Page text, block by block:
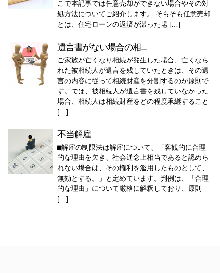
こで本記事では任意売却ができない場合やその対
処方法についてご紹介します。 そもそも任意売却
とは、住宅ローンの返済が滞った場 […]
遺言書がない場合の相...
ご家族が亡くなり相続が発生した場合、亡くなら
れた被相続人が遺言を残していたときは、その遺
言の内容に従って相続財産を分割するのが原則で
す。では、被相続人が遺言書を残していなかった
場合、相続人は相続財産をどの程度承継すること
[…]
不当解雇
⬛︎解雇の制限法は解雇について、「客観的に合理
的な理由を欠き、社会通念上相当であると認めら
れない場合は、その権利を濫用したものとして、
無効とする。」と定めています。判例は、「合理
的な理由」について厳格に解釈しており、原則
[…]